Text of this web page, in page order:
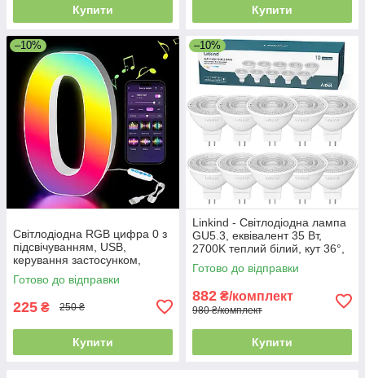
Купити Купити
–10%
Світлодіодна RGB цифра 0 з
підсвічуванням, USB,
керування застосунком,
регулювання яскравості
Готово до відправки
225 ₴ 250 ₴
Купити
–10%
Linkind - Світлодіодна лампа
GU5.3, еквівалент 35 Вт,
2700K теплий білий, кут 36°,
360 лм, AC DC 12V,
нерегульована, 10 шт.
Готово до відправки
882 ₴/комплект
980 ₴/комплект
Купити